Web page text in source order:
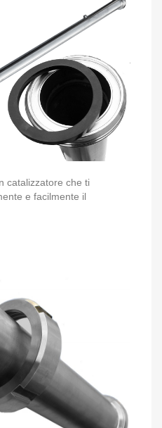
catalizzatore che ti
e facilmente il